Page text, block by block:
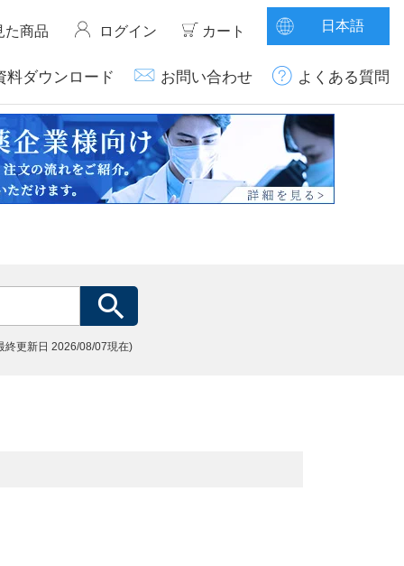
た商品 ログイン カート 日本語
料ダウンロード お問い合わせ よくある質問
終更新日 2026/08/07現在)